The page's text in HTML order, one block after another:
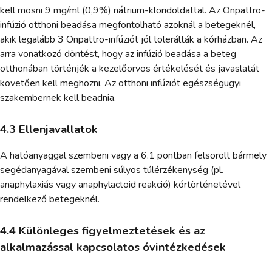
kell mosni 9 mg/ml (0,9%) nátrium-kloridoldattal. Az Onpattro-
infúzió otthoni beadása megfontolható azoknál a betegeknél,
akik legalább 3 Onpattro-infúziót jól tolerálták a kórházban. Az
arra vonatkozó döntést, hogy az infúzió beadása a beteg
otthonában történjék a kezelőorvos értékelését és javaslatát
követően kell meghozni. Az otthoni infúziót egészségügyi
szakembernek kell beadnia.
4.3 Ellenjavallatok
A hatóanyaggal szembeni vagy a 6.1 pontban felsorolt bármely
segédanyagával szembeni súlyos túlérzékenység (pl.
anaphylaxiás vagy anaphylactoid reakció) kórtörténetével
rendelkező betegeknél.
4.4 Különleges figyelmeztetések és az
alkalmazással kapcsolatos óvintézkedések